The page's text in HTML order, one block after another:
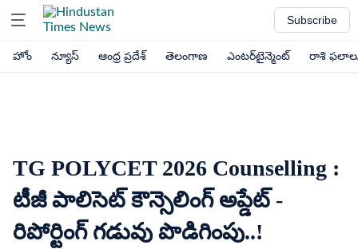
Subscribe
హోం న్యూస్ ఆంధ్ర ప్రదేశ్ తెలంగాణ ఎంటర్‌టైన్మెంట్ రాశి
TG POLYCET 2026 Counselling :
టీజీ పాలిసెట్ కౌన్సెలింగ్ అప్డేట్ -
రిపోర్టింగ్ గడువు పొడిగింపు..!